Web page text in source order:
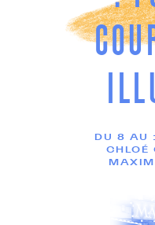
20 rue Rouget de Lisle
93500 Pantin
01 41 50 07 20
CONTACTEZ-NOUS
DU 8 AU
CHLOÉ